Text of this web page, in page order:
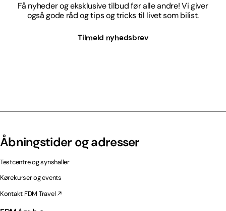
Få nyheder og eksklusive tilbud før alle andre! Vi giver
også gode råd og tips og tricks til livet som bilist.
Tilmeld nyhedsbrev
Åbningstider og adresser
Testcentre og synshaller
Kørekurser og events
Kontakt FDM Travel